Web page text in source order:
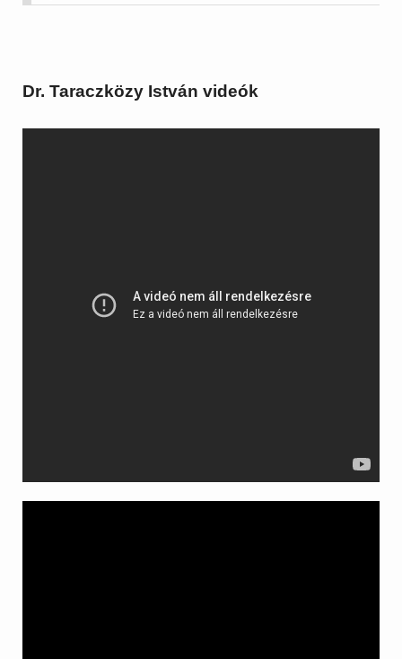
Dr. Taraczközy István videók